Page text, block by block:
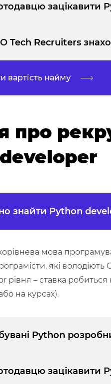
зацікавити
Tech Recruiters
вартість найму
про
знайти Python
мова
які володіють
рівня – ставка
на курсах).
Python
зацікавити